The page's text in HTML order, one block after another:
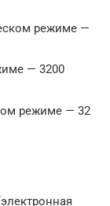
режиме —
— 3200
режиме — 32